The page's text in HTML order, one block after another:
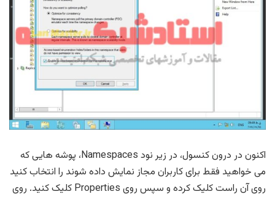
اکنون در درون کنسول، در زیر نود Namespaces، پوشه هایی که
می خواهید فقط برای کاربران مجاز نمایش داده شوند را انتخاب کنید
روی آن راست کلیک کرده و سپس روی Properties کلیک کنید. روی